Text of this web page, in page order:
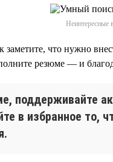
Неинтересные
заметите, что нужно
резюме — и
поддерживайте
в избранное то,